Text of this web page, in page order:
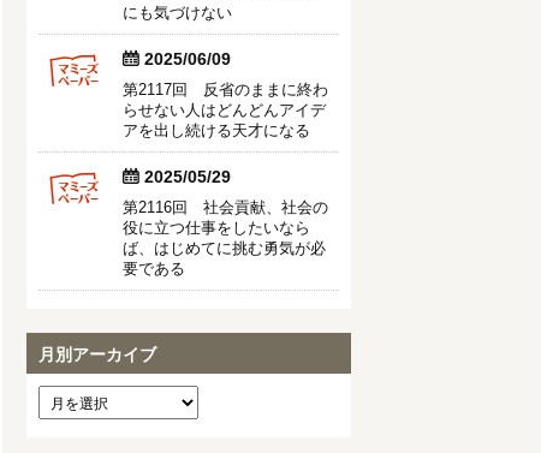
にも気づけない
  2025/06/09
第2117回 反省のままに終わ
らせない人はどんどんアイデ
アを出し続ける天才になる
  2025/05/29
第2116回 社会貢献、社会の
役に立つ仕事をしたいなら
ば、はじめてに挑む勇気が必
要である
月別アーカイブ